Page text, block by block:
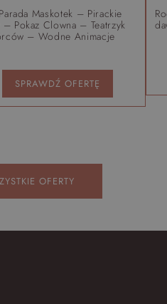
Maskotek – Pirackie
Pokaz Clowna – Teatrzyk
– Wodne Animacje
SPRAWDŹ OFERTĘ
OFERTY